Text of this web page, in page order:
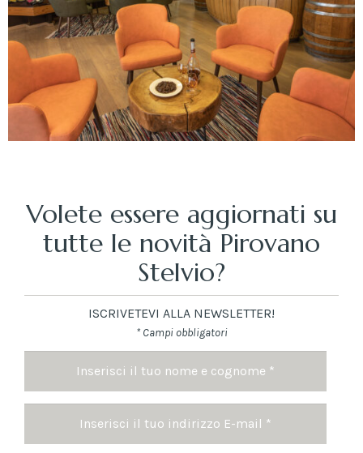
Volete essere aggiornati su
tutte le novità Pirovano
Stelvio?
ISCRIVETEVI ALLA NEWSLETTER!
* Campi obbligatori
e
*
Email